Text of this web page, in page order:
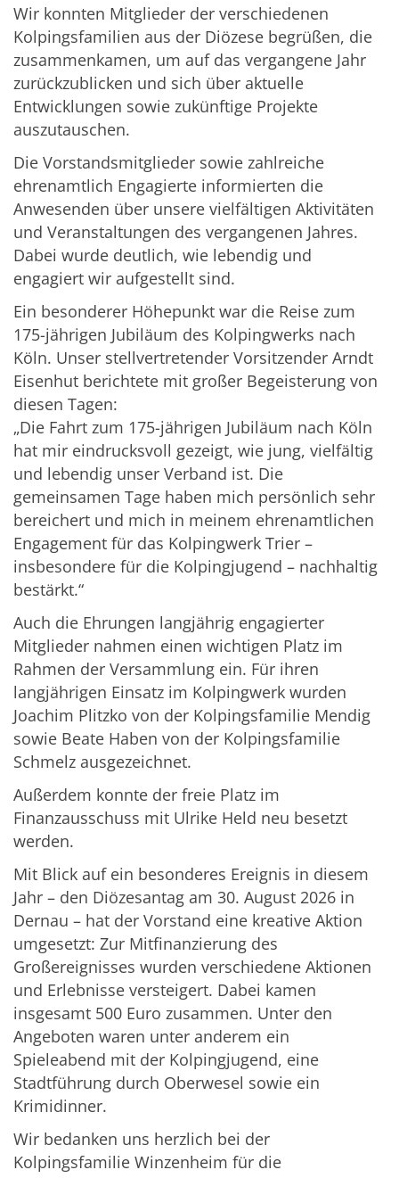
Wir konnten Mitglieder der verschiedenen
Kolpingsfamilien aus der Diözese begrüßen, die
zusammenkamen, um auf das vergangene Jahr
zurückzublicken und sich über aktuelle
Entwicklungen sowie zukünftige Projekte
auszutauschen.
Die Vorstandsmitglieder sowie zahlreiche
ehrenamtlich Engagierte informierten die
Anwesenden über unsere vielfältigen Aktivitäten
und Veranstaltungen des vergangenen Jahres.
Dabei wurde deutlich, wie lebendig und
engagiert wir aufgestellt sind.
Ein besonderer Höhepunkt war die Reise zum
175-jährigen Jubiläum des Kolpingwerks nach
Köln. Unser stellvertretender Vorsitzender Arndt
Eisenhut berichtete mit großer Begeisterung von
diesen Tagen:
„Die Fahrt zum 175-jährigen Jubiläum nach Köln
hat mir eindrucksvoll gezeigt, wie jung, vielfältig
und lebendig unser Verband ist. Die
gemeinsamen Tage haben mich persönlich sehr
bereichert und mich in meinem ehrenamtlichen
Engagement für das Kolpingwerk Trier –
insbesondere für die Kolpingjugend – nachhaltig
bestärkt.“
Auch die Ehrungen langjährig engagierter
Mitglieder nahmen einen wichtigen Platz im
Rahmen der Versammlung ein. Für ihren
langjährigen Einsatz im Kolpingwerk wurden
Joachim Plitzko von der Kolpingsfamilie Mendig
sowie Beate Haben von der Kolpingsfamilie
Schmelz ausgezeichnet.
Außerdem konnte der freie Platz im
Finanzausschuss mit Ulrike Held neu besetzt
werden.
Mit Blick auf ein besonderes Ereignis in diesem
Jahr – den Diözesantag am 30. August 2026 in
Dernau – hat der Vorstand eine kreative Aktion
umgesetzt: Zur Mitfinanzierung des
Großereignisses wurden verschiedene Aktionen
und Erlebnisse versteigert. Dabei kamen
insgesamt 500 Euro zusammen. Unter den
Angeboten waren unter anderem ein
Spieleabend mit der Kolpingjugend, eine
Stadtführung durch Oberwesel sowie ein
Krimidinner.
Wir bedanken uns herzlich bei der
Kolpingsfamilie Winzenheim für die